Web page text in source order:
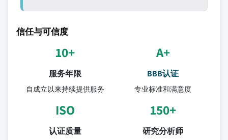
信任与可信度
10+
服务年限
自成立以来持续提供服务
A+
BBB认证
专业标准和满意度
ISO
认证质量
150+
研究分析师